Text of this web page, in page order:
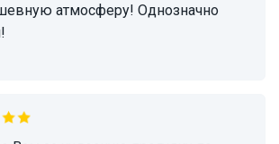
атмосферу! Однозначно